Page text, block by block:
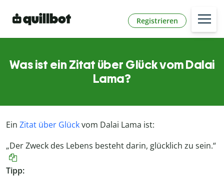
Registrieren
Was ist ein Zitat über Glück vom Dalai
Lama?
Ein Zitat über Glückvom Dalai Lama ist:
„Der Zweck des Lebens besteht darin, glücklich zu sein.“
Tipp: